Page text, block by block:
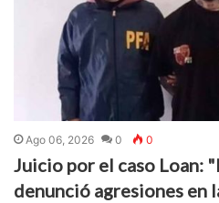
Ago 06, 2026 0 0
Juicio por el caso Loan:
denunció agresiones en